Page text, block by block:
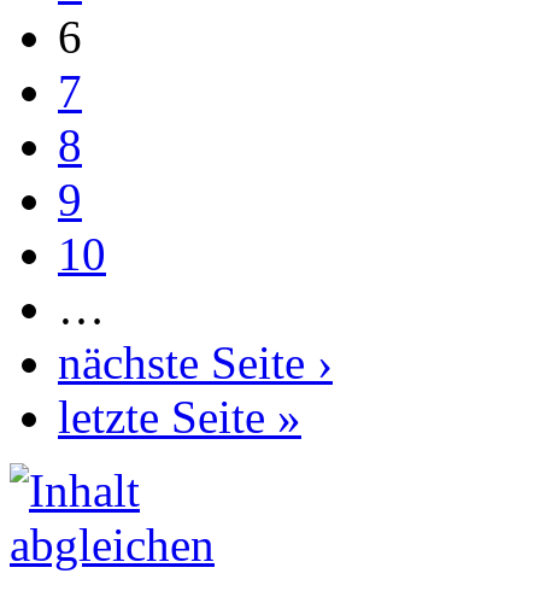
6
7
8
9
10
…
nächste Seite ›
letzte Seite »